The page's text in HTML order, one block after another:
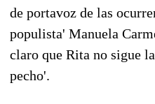
de portavoz de las
populista' Manuela
claro que Rita no sigue
pecho'.